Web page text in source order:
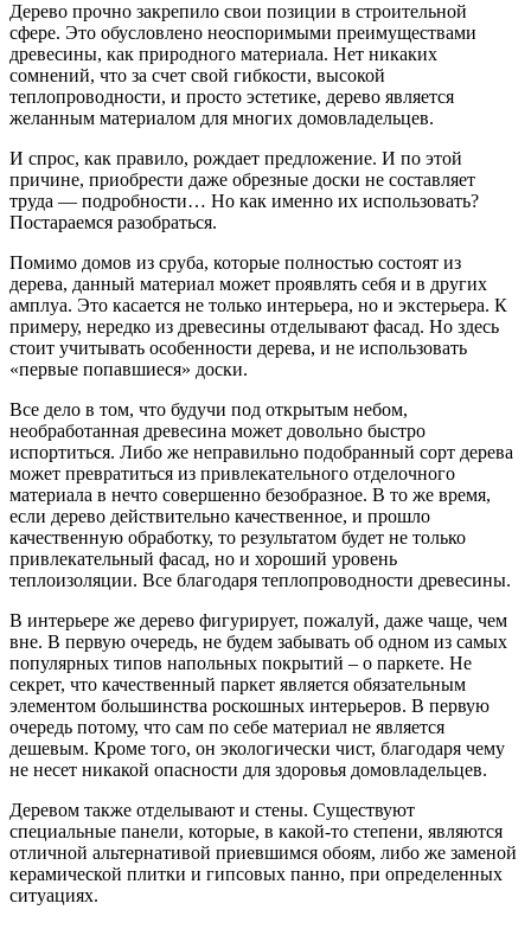
Дерево прочно закрепило свои позиции в строительной
сфере. Это обусловлено неоспоримыми преимуществами
древесины, как природного материала. Нет никаких
сомнений, что за счет свой гибкости, высокой
теплопроводности, и просто эстетике, дерево является
желанным материалом для многих домовладельцев.
И спрос, как правило, рождает предложение. И по этой
причине, приобрести даже обрезные доски не составляет
труда — подробности… Но как именно их использовать?
Постараемся разобраться.
Помимо домов из сруба, которые полностью состоят из
дерева, данный материал может проявлять себя и в других
амплуа. Это касается не только интерьера, но и экстерьера. К
примеру, нередко из древесины отделывают фасад. Но здесь
стоит учитывать особенности дерева, и не использовать
«первые попавшиеся» доски.
Все дело в том, что будучи под открытым небом,
необработанная древесина может довольно быстро
испортиться. Либо же неправильно подобранный сорт дерева
может превратиться из привлекательного отделочного
материала в нечто совершенно безобразное. В то же время,
если дерево действительно качественное, и прошло
качественную обработку, то результатом будет не только
привлекательный фасад, но и хороший уровень
теплоизоляции. Все благодаря теплопроводности древесины.
В интерьере же дерево фигурирует, пожалуй, даже чаще, чем
вне. В первую очередь, не будем забывать об одном из самых
популярных типов напольных покрытий – о паркете. Не
секрет, что качественный паркет является обязательным
элементом большинства роскошных интерьеров. В первую
очередь потому, что сам по себе материал не является
дешевым. Кроме того, он экологически чист, благодаря чему
не несет никакой опасности для здоровья домовладельцев.
Деревом также отделывают и стены. Существуют
специальные панели, которые, в какой-то степени, являются
отличной альтернативой приевшимся обоям, либо же заменой
керамической плитки и гипсовых панно, при определенных
ситуациях.